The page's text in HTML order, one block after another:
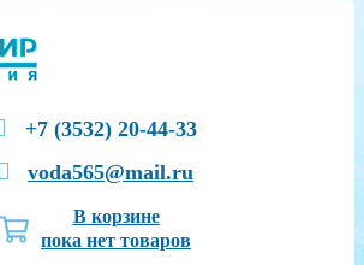
+7 (3532) 20-44-33
voda565@mail.ru
В корзине
пока нет товаров